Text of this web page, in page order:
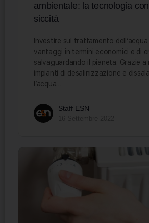
ambientale: la tecnologia
siccità
Investire sul trattamento
vantaggi in termini economici e di
salvaguardando il pianeta. Grazie a
impianti di desalinizzazione e
l’acqua…
Staff ESN